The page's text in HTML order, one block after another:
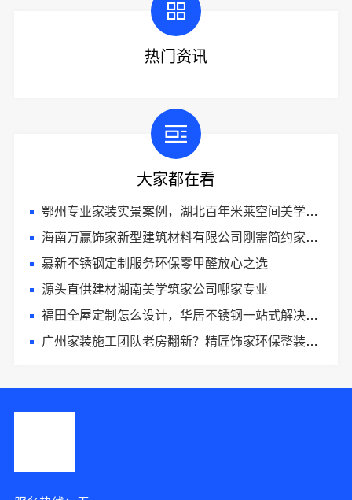
热门资讯
大家都在看
鄂州专业家装实景案例，湖北百年米莱空间美学装饰材料有限公司实景见证
海南万赢饰家新型建筑材料有限公司刚需简约家庭装修工期提速
慕新不锈钢定制服务环保零甲醛放心之选
源头直供建材湖南美学筑家公司哪家专业
福田全屋定制怎么设计，华居不锈钢一站式解决方案
广州家装施工团队老房翻新？精匠饰家环保整装服务